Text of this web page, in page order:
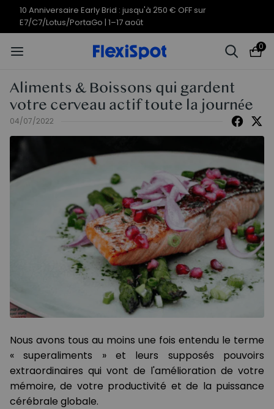
Offres du 10e anniversaire | C7
Morpher dès 579,99 €
Termine en
0
Aliments & Boissons qui gardent
votre cerveau actif toute la journée
04/07/2022
Nous avons tous au moins une fois entendu le terme
« superaliments » et leurs supposés pouvoirs
extraordinaires qui vont de l'amélioration de votre
mémoire, de votre productivité et de la puissance
cérébrale globale.